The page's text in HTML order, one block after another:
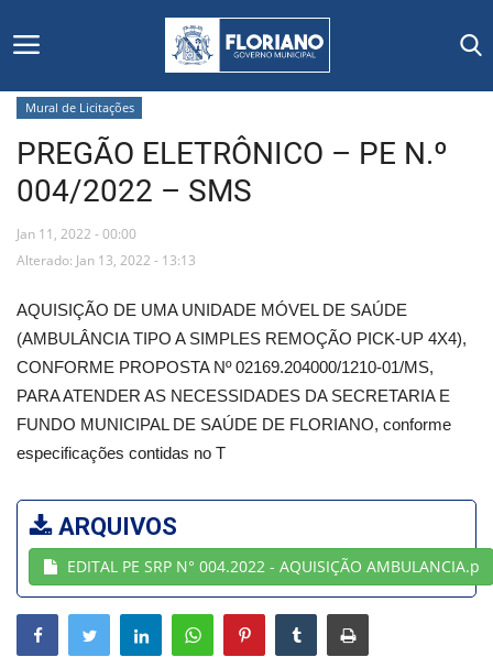
Início
Editais
Floriano
Secretarias e Órgãos
Mural de Licitações
Notícias
Webmail
Contato
Mural de Licitações
PREGÃO ELETRÔNICO – PE N.º
004/2022 – SMS
Jan 11, 2022 - 00:00
Alterado: Jan 13, 2022 - 13:13
AQUISIÇÃO DE UMA UNIDADE MÓVEL DE SAÚDE
(AMBULÂNCIA TIPO A SIMPLES REMOÇÃO PICK-UP 4X4),
CONFORME PROPOSTA Nº 02169.204000/1210-01/MS,
PARA ATENDER AS NECESSIDADES DA SECRETARIA E
FUNDO MUNICIPAL DE SAÚDE DE FLORIANO, conforme
especificações contidas no T
ARQUIVOS
EDITAL PE SRP N° 004.2022 - AQUISIÇÃO AMBULANCIA.p